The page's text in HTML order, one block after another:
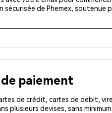
de Phemex,
de paiement
de crédit, cartes de débit,
devises, sans